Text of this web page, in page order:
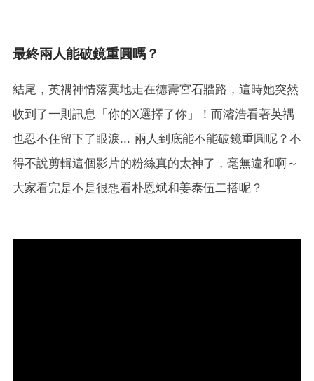
最終兩人能破鏡重圓嗎？
結尾，英禑神情落寞地走在德壽宮石牆路，這時她突然
收到了一則訊息「你的X選擇了你」！而濬浩看著英禑
也忍不住留下了眼淚... 兩人到底能不能破鏡重圓呢？不
得不說剪輯這個影片的粉絲真的太神了，毫無違和啊～
大家看完是不是很想看朴恩斌和姜泰伍二搭呢？